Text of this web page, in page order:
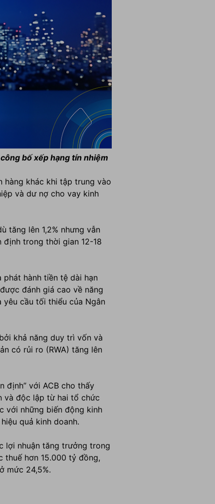
bố xếp hạng tín nhiệm
hàng khác khi tập trung vào
và dư nợ cho vay kinh
tăng lên 1,2% nhưng vẫn
định trong thời gian 12-18
phát hành tiền tệ dài hạn
đánh giá cao về năng
cầu tối thiểu của Ngân
khả năng duy trì vốn và
có rủi ro (RWA) tăng lên
định” với ACB cho thấy
và độc lập từ hai tổ chức
với những biến động kinh
quả kinh doanh.
lợi nhuận tăng trưởng trong
thuế hơn 15.000 tỷ đồng,
mức 24,5%.